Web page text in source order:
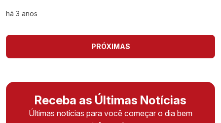
há 3 anos
PRÓXIMAS
Receba as Últimas Notícias
Últimas notícias para você começar o dia bem